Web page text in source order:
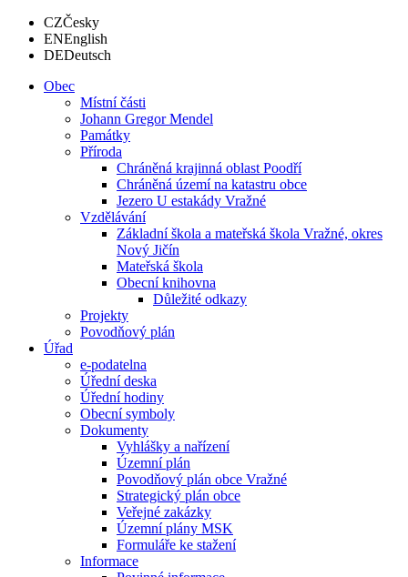
CZČesky
ENEnglish
DEDeutsch
Obec
Místní části
Johann Gregor Mendel
Památky
Příroda
Chráněná krajinná oblast Poodří
Chráněná území na katastru obce
Jezero U estakády Vražné
Vzdělávání
Základní škola a mateřská škola Vražné, okres
Nový Jičín
Mateřská škola
Obecní knihovna
Důležité odkazy
Projekty
Povodňový plán
Úřad
e-podatelna
Úřední deska
Úřední hodiny
Obecní symboly
Dokumenty
Vyhlášky a nařízení
Územní plán
Povodňový plán obce Vražné
Strategický plán obce
Veřejné zakázky
Územní plány MSK
Formuláře ke stažení
Informace